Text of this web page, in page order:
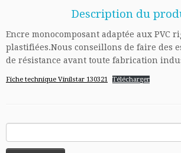
Description du
Encre monocomposant adaptée aux PVC
plastifiées.Nous conseillons de faire des
de résistance avant toute fabrication
Fiche technique Vinilstar 130321 Télécharger